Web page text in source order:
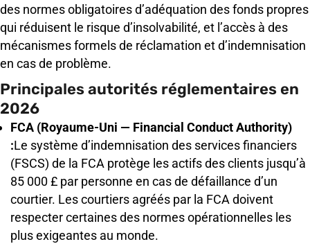
des normes obligatoires d’adéquation des fonds propres
qui réduisent le risque d’insolvabilité, et l’accès à des
mécanismes formels de réclamation et d’indemnisation
en cas de problème.
Principales autorités réglementaires en
2026
FCA (Royaume-Uni — Financial Conduct Authority)
:Le système d’indemnisation des services financiers
(FSCS) de la FCA protège les actifs des clients jusqu’à
85 000 £ par personne en cas de défaillance d’un
courtier. Les courtiers agréés par la FCA doivent
respecter certaines des normes opérationnelles les
plus exigeantes au monde.